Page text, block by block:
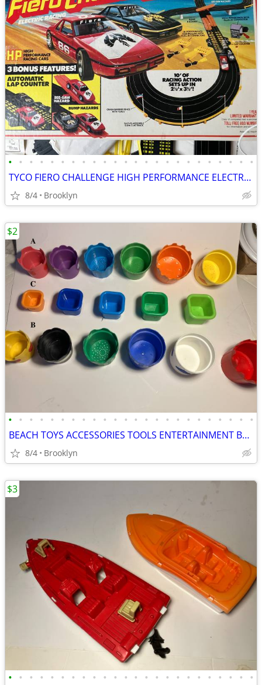
• • • • • • • • • • • • • • • • • • • • • • • •
TYCO FIERO CHALLENGE HIGH PERFORMANCE ELECTRIC SLOT CAR SET LAP COUNT
8/4 Brooklyn
• • • • • • • • • • • • • • • • • • • • • • • •
BEACH TOYS ACCESSORIES TOOLS ENTERTAINMENT BREAKAWAY KIDS OUTDOOR FUN
8/4 Brooklyn
$2
• • • • • • • • • • • • • • • • • • • • • • • •
$3